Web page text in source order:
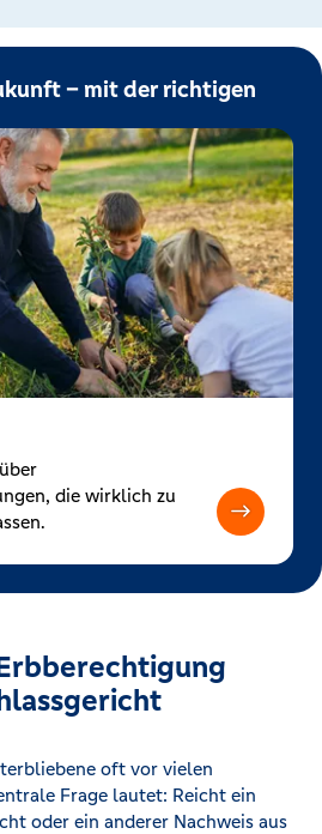
– mit der richtigen
die wirklich zu
oft vor vielen
Frage lautet: Reicht ein
oder ein anderer Nachweis aus